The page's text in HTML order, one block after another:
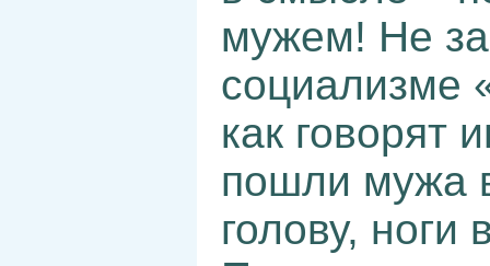
мужем! Не
социализме
как говорят
пошли мужа
голову,